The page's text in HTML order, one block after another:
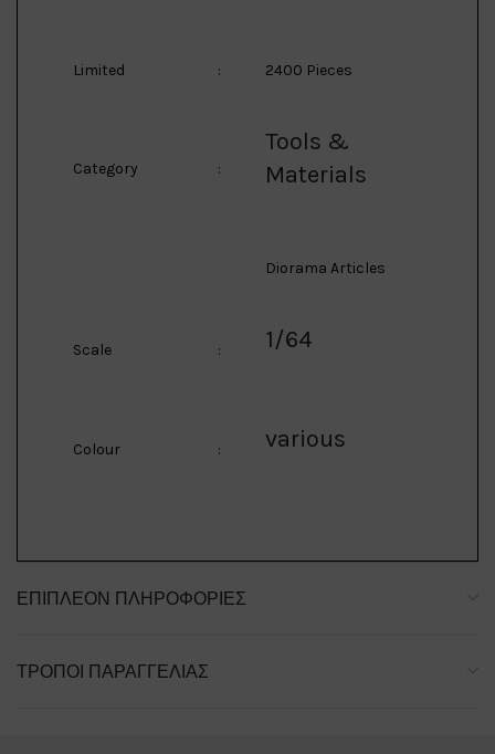
Limited : 2400 Pieces
Category :
Tools &
Materials
Diorama Articles
Scale : 1/64
Colour : various
ΕΠΙΠΛΈΟΝ ΠΛΗΡΟΦΟΡΊΕΣ
ΤΡΌΠΟΙ ΠΑΡΑΓΓΕΛΊΑΣ